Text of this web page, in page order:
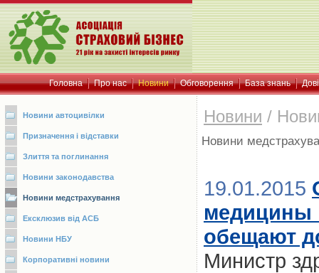
Головна Про нас Новини Обговорення База знань
Новини автоцивілки
Призначення і відставки
Злиття та поглинання
Новини законодавства
Новини медстрахування
Ексклюзив від АСБ
Новини НБУ
Корпоративні новини
Новини /
Новини
19.01.2015
медицины
обещают
Министр